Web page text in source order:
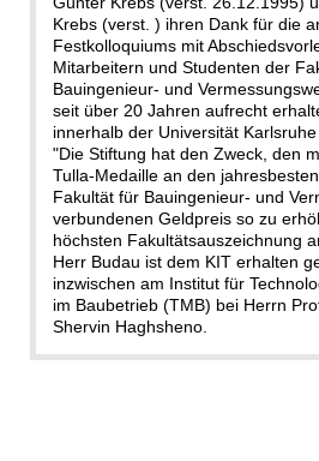
Krebs (verst. ) ihren Dank für die
Festkolloquiums mit
Mitarbeitern und Studenten der
Bauingenieur- und
seit über 20 Jahren aufrecht
innerhalb der Universität
"Die Stiftung hat den Zweck, den
Tulla-Medaille an den
Fakultät für Bauingenieur- und
verbundenen Geldpreis so zu
höchsten Fakultätsauszeichnung
Herr Budau ist dem KIT erhalten
inzwischen am Institut für
im Baubetrieb (TMB) bei Herrn
Shervin Haghsheno.